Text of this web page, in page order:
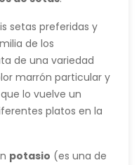
setas preferidas y
de los
de una variedad
marrón particular y
lo vuelve un
platos en la
potasio (es una de